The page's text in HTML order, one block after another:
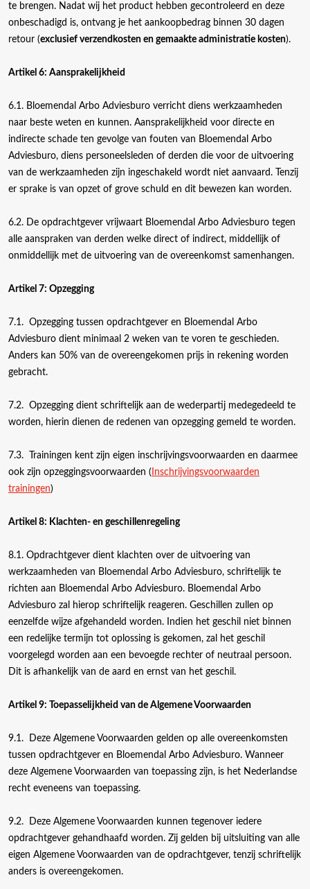
te brengen. Nadat wij het product hebben gecontroleerd en deze
onbeschadigd is, ontvang je het aankoopbedrag binnen 30 dagen
retour (exclusief verzendkosten en gemaakte administratie kosten).
Artikel 6: Aansprakelijkheid
6.1. Bloemendal Arbo Adviesburo verricht diens werkzaamheden
naar beste weten en kunnen. Aansprakelijkheid voor directe en
indirecte schade ten gevolge van fouten van Bloemendal Arbo
Adviesburo, diens personeelsleden of derden die voor de uitvoering
van de werkzaamheden zijn ingeschakeld wordt niet aanvaard. Tenzij
er sprake is van opzet of grove schuld en dit bewezen kan worden.
6.2. De opdrachtgever vrijwaart Bloemendal Arbo Adviesburo tegen
alle aanspraken van derden welke direct of indirect, middellijk of
onmiddellijk met de uitvoering van de overeenkomst samenhangen.
Artikel 7: Opzegging
7.1. Opzegging tussen opdrachtgever en Bloemendal Arbo
Adviesburo dient minimaal 2 weken van te voren te geschieden.
Anders kan 50% van de overeengekomen prijs in rekening worden
gebracht.
7.2. Opzegging dient schriftelijk aan de wederpartij medegedeeld te
worden, hierin dienen de redenen van opzegging gemeld te worden.
7.3. Trainingen kent zijn eigen inschrijvingsvoorwaarden en daarmee
ook zijn opzeggingsvoorwaarden ( Inschrijvingsvoorwaarden
trainingen)
Artikel 8: Klachten- en geschillenregeling
8.1. Opdrachtgever dient klachten over de uitvoering van
werkzaamheden van Bloemendal Arbo Adviesburo, schriftelijk te
richten aan Bloemendal Arbo Adviesburo. Bloemendal Arbo
Adviesburo zal hierop schriftelijk reageren. Geschillen zullen op
eenzelfde wijze afgehandeld worden. Indien het geschil niet binnen
een redelijke termijn tot oplossing is gekomen, zal het geschil
voorgelegd worden aan een bevoegde rechter of neutraal persoon.
Dit is afhankelijk van de aard en ernst van het geschil.
Artikel 9: Toepasselijkheid van de Algemene Voorwaarden
9.1. Deze Algemene Voorwaarden gelden op alle overeenkomsten
tussen opdrachtgever en Bloemendal Arbo Adviesburo. Wanneer
deze Algemene Voorwaarden van toepassing zijn, is het Nederlandse
recht eveneens van toepassing.
9.2. Deze Algemene Voorwaarden kunnen tegenover iedere
opdrachtgever gehandhaafd worden. Zij gelden bij uitsluiting van alle
eigen Algemene Voorwaarden van de opdrachtgever, tenzij schriftelijk
anders is overeengekomen.